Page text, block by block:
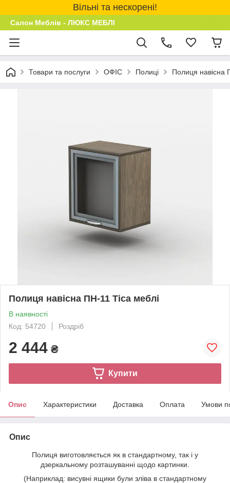
Вільні та нескорені!
Салон Меблів - ЛЮКС МЕБЛІ
Товари та послуги ОФІС Полиці Полиця навісна
Полиця навісна ПН-11 Тіса меблі
В наявності
Код: 54720
Роздріб
2 444 ₴
Купити
Опис Характеристики Доставка Оплата Умови
Опис
Полиця виготовляється як в стандартному, так і у
дзеркальному розташуванні щодо картинки.
(Наприклад: висувні ящики були зліва в стандартному